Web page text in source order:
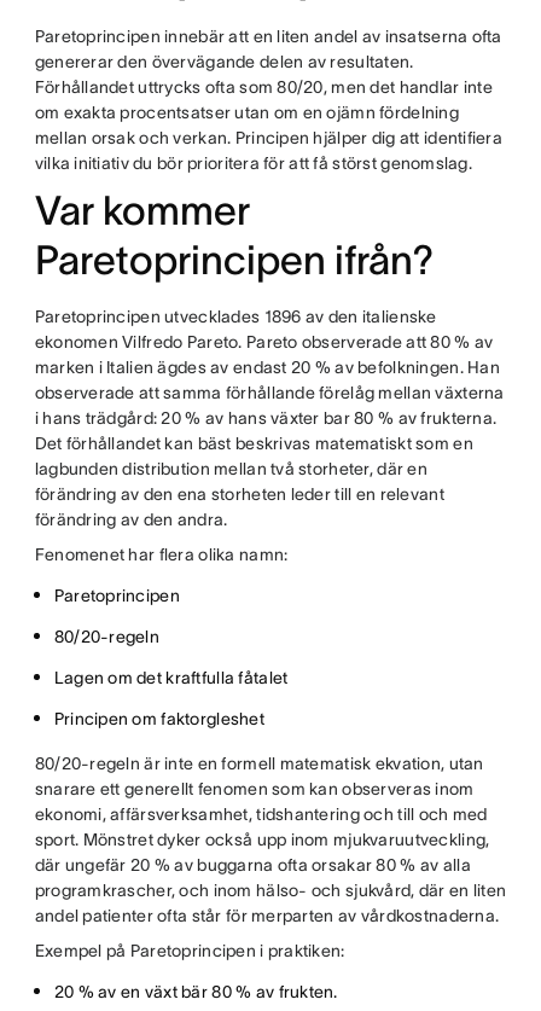
Paretoprincipen innebär att en liten andel av insatserna ofta
genererar den övervägande delen av resultaten.
Förhållandet uttrycks ofta som 80/20, men det handlar inte
om exakta procentsatser utan om en ojämn fördelning
mellan orsak och verkan. Principen hjälper dig att identifiera
vilka initiativ du bör prioritera för att få störst genomslag.
Var kommer
Paretoprincipen ifrån?
Paretoprincipen utvecklades 1896 av den italienske
ekonomen Vilfredo Pareto. Pareto observerade att 80 % av
marken i Italien ägdes av endast 20 % av befolkningen. Han
observerade att samma förhållande förelåg mellan växterna
i hans trädgård: 20 % av hans växter bar 80 % av frukterna.
Det förhållandet kan bäst beskrivas matematiskt som en
lagbunden distribution mellan två storheter, där en
förändring av den ena storheten leder till en relevant
förändring av den andra.
Fenomenet har flera olika namn:
Paretoprincipen
80/20-regeln
Lagen om det kraftfulla fåtalet
Principen om faktorgleshet
80/20-regeln är inte en formell matematisk ekvation, utan
snarare ett generellt fenomen som kan observeras inom
ekonomi, affärsverksamhet, tidshantering och till och med
sport. Mönstret dyker också upp inom mjukvaruutveckling,
där ungefär 20 % av buggarna ofta orsakar 80 % av alla
programkrascher, och inom hälso- och sjukvård, där en liten
andel patienter ofta står för merparten av vårdkostnaderna.
Exempel på Paretoprincipen i praktiken:
20 % av en växt bär 80 % av frukten.